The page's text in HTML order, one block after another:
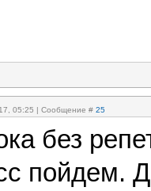
05:25 | Сообщение # 25
без
пойдем.